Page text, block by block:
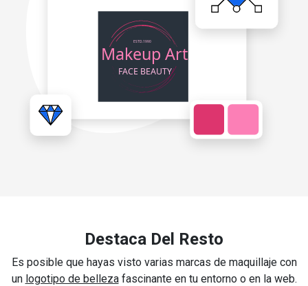
Destaca Del Resto
Es posible que hayas visto varias marcas de maquillaje con
un logotipo de bellezafascinante en tu entorno o en la web.